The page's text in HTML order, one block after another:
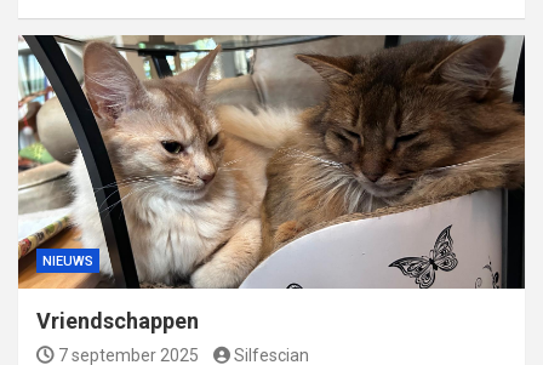
NIEUWS
Vriendschappen
7 september 2025 Silfescian